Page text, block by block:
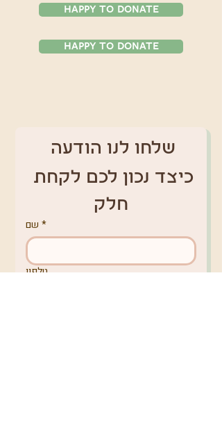
Happy To Donate
Happy To Donate
שלחו לנו הודעה
חלק
שם *
טלפון